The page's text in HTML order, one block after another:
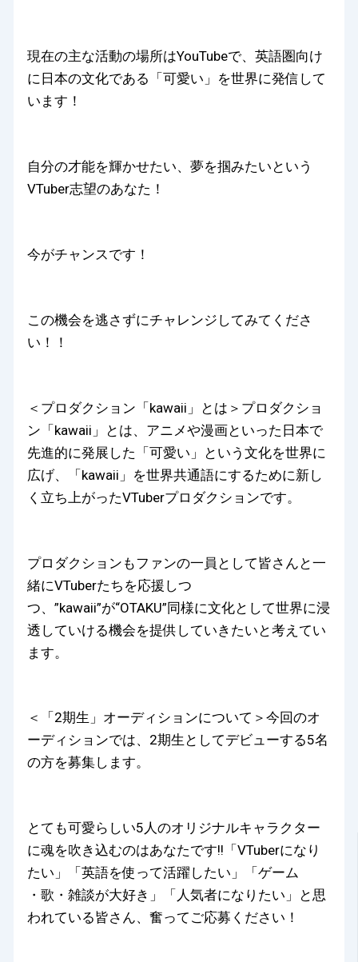
現在の主な活動の場所はYouTubeで、英語圏向け
に日本の文化である「可愛い」を世界に発信して
います！
自分の才能を輝かせたい、夢を掴みたいという
VTuber志望のあなた！
今がチャンスです！
この機会を逃さずにチャレンジしてみてくださ
い！！
＜プロダクション「kawaii」とは＞プロダクショ
ン「kawaii」とは、アニメや漫画といった日本で
先進的に発展した「可愛い」という文化を世界に
広げ、「kawaii」を世界共通語にするために新し
く立ち上がったVTuberプロダクションです。
プロダクションもファンの一員として皆さんと一
緒にVTuberたちを応援しつ
つ、”kawaii”が“OTAKU”同様に文化として世界に浸
透していける機会を提供していきたいと考えてい
ます。
＜「2期生」オーディションについて＞今回のオ
ーディションでは、2期生としてデビューする5名
の方を募集します。
とても可愛らしい5人のオリジナルキャラクター
に魂を吹き込むのはあなたです!!「VTuberになり
たい」「英語を使って活躍したい」「ゲーム
・歌・雑談が大好き」「人気者になりたい」と思
われている皆さん、奮ってご応募ください！